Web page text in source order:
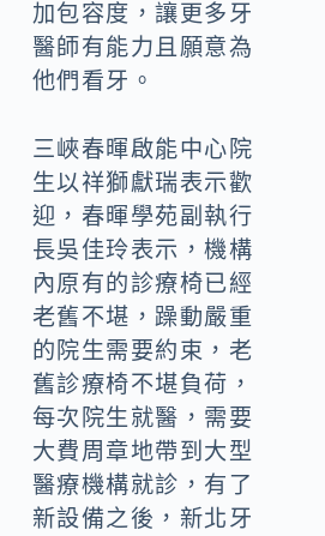
加包容度，讓更多牙
醫師有能力且願意為
他們看牙。
三峽春暉啟能中心院
生以祥獅獻瑞表示歡
迎，春暉學苑副執行
長吳佳玲表示，機構
內原有的診療椅已經
老舊不堪，躁動嚴重
的院生需要約束，老
舊診療椅不堪負荷，
每次院生就醫，需要
大費周章地帶到大型
醫療機構就診，有了
新設備之後，新北牙